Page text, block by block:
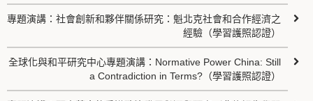
專題演講：社會創新和夥伴關係研究：魁北克社會和合作經濟之
經驗（學習護照認證）
全球化與和平研究中心專題演講：Normative Power China: Still
a Contradiction in Terms?（學習護照認證）